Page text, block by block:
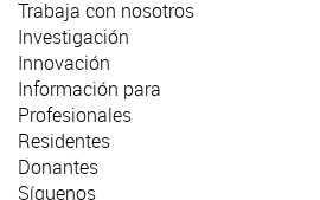
Trabaja con nosotros
Investigación
Innovación
Información para
Profesionales
Residentes
Donantes
Síguenos